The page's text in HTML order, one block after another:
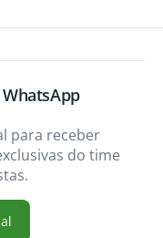
para receber
do time